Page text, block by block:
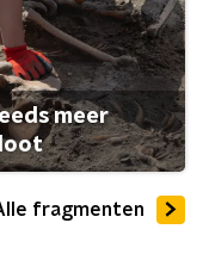
meer
fragmenten